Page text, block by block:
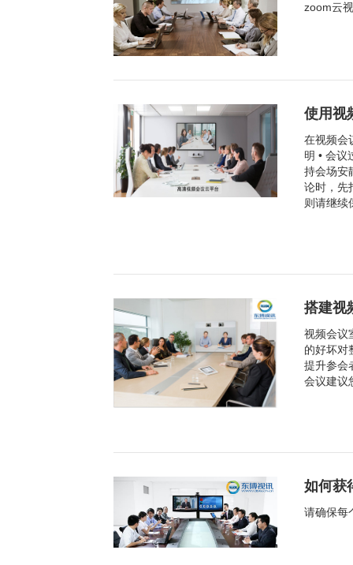
zoom云
使用视
在视频会
明 • 会议
持会场安
论时，先
则请继续
搭建视
视频会议
的好坏对
提升参会
会议建议
如何获
请确保每